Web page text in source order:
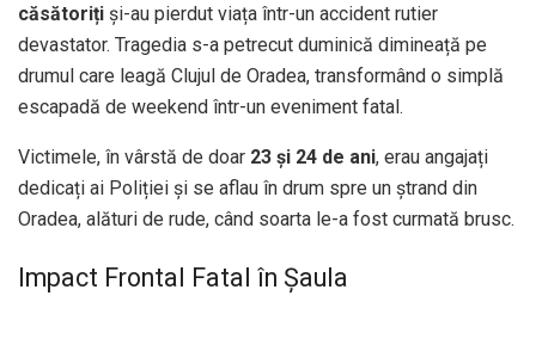
căsătoriți și-au pierdut viața într-un accident rutier
devastator. Tragedia s-a petrecut duminică dimineață pe
drumul care leagă Clujul de Oradea, transformând o simplă
escapadă de weekend într-un eveniment fatal.
Victimele, în vârstă de doar 23 și 24 de ani, erau angajați
dedicați ai Poliției și se aflau în drum spre un ștrand din
Oradea, alături de rude, când soarta le-a fost curmată brusc.
Impact Frontal Fatal în Șaula